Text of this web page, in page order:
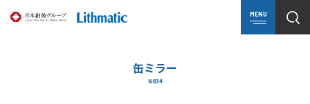
MENU
缶ミラー
N034